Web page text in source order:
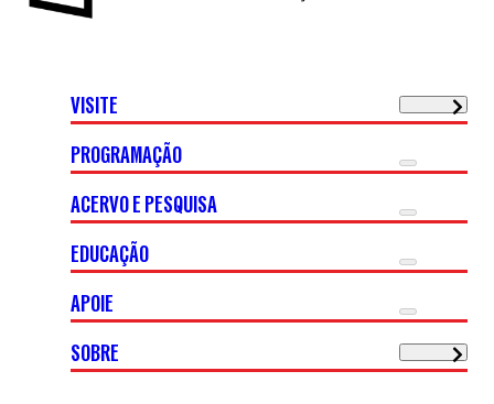
VISITE
PROGRAMAÇÃO
ACERVO E PESQUISA
EDUCAÇÃO
APOIE
SOBRE